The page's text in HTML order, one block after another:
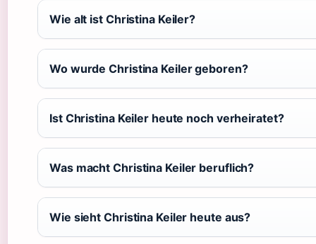
Wie alt ist Christina Keiler?
Wo wurde Christina Keiler geboren?
Ist Christina Keiler heute noch verheiratet?
Was macht Christina Keiler beruflich?
Wie sieht Christina Keiler heute aus?